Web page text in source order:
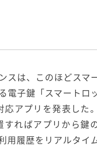
スは、このほどスマ
電子鍵「スマートロ
アプリを発表した
ればアプリから鍵
用履歴をリアルタイ